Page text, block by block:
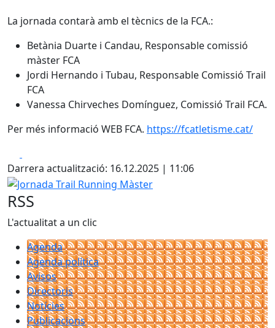
La jornada contarà amb el tècnics de la FCA.:
Betània Duarte i Candau, Responsable comissió
màster FCA
Jordi Hernando i Tubau, Responsable Comissió Trail
FCA
Vanessa Chirveches Domínguez, Comissió Trail FCA.
Per més informació WEB FCA. https://fcatletisme.cat/
Darrera actualització: 16.12.2025 | 11:06
Jornada Trail Running Màster
RSS
L'actualitat a un clic
Agenda
Agenda política
Avisos
Directoris
Notícies
Publicacions